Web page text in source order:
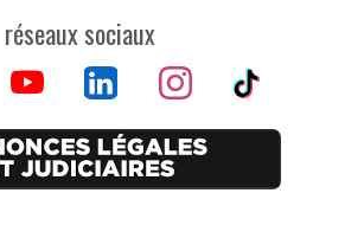
réseaux sociaux